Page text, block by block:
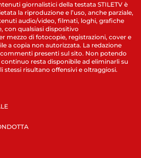
giornalistici della testata STILETV è
la riproduzione e l’uso, anche parziale,
audio/video, filmati, loghi, grafiche
con qualsiasi dispositivo
mezzo di fotocopie, registrazioni, cover e
a copia non autorizzata. La redazione
presenti sul sito. Non potendo
resta disponibile ad eliminarli su
stessi risultano offensivi e oltraggiosi.